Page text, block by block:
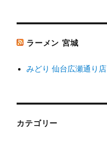
ラーメン 宮城
みどり 仙台広瀬通り店
カテゴリー